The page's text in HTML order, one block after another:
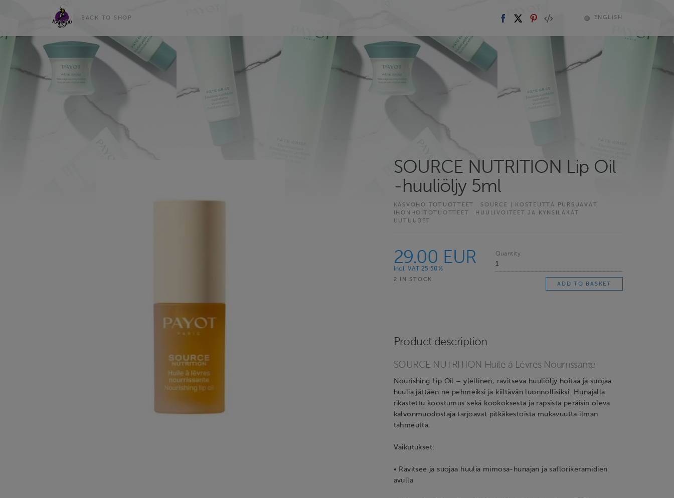
BACK TO SHOP ENGLISH
SOURCE NUTRITION Lip Oil
-huuliöljy 5ml
KASVOHOITOTUOTTEET
SOURCE | KOSTEUTTA PURSUAVAT
IHONHOITOTUOTTEET
HUULIVOITEET JA KYNSILAKAT
UUTUUDET
29.00 EUR
Incl. VAT 25.50%
2 IN STOCK
Quantity
Product description
SOURCE NUTRITION Huile á Lévres Nourrissante
Nourishing Lip Oil – ylellinen, ravitseva huuliöljy hoitaa ja suojaa
huulia jättäen ne pehmeiksi ja kiiltävän luonnollisiksi. Hunajalla
rikastettu koostumus sekä kookoksesta ja rapsista peräisin oleva
kalvonmuodostaja tarjoavat pitkäkestoista mukavuutta ilman
tahmeutta.
Vaikutukset:
• Ravitsee ja suojaa huulia mimosa-hunajan ja saflorikeramidien
avulla